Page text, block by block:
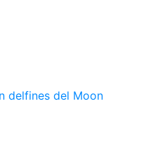
delfines del Moon